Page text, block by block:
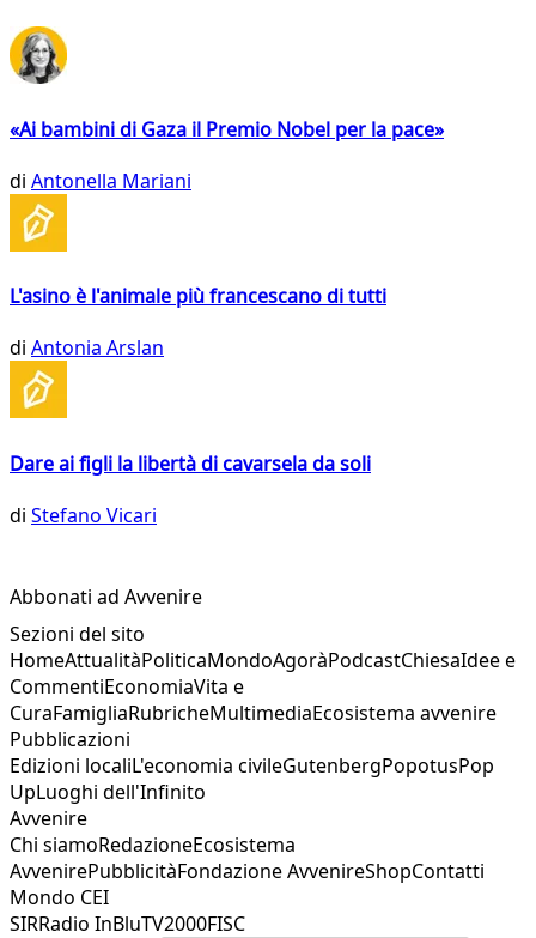
«Ai bambini di Gaza il Premio Nobel per la pace»
di Antonella Mariani
L'asino è l'animale più francescano di tutti
di Antonia Arslan
Dare ai figli la libertà di cavarsela da soli
di Stefano Vicari
Abbonati ad Avvenire
Sezioni del sito
HomeAttualitàPoliticaMondoAgoràPodcastChiesaIdee e
CommentiEconomiaVita e
CuraFamigliaRubricheMultimediaEcosistema avvenire
Pubblicazioni
Edizioni localiL'economia civileGutenbergPopotusPop
UpLuoghi dell'Infinito
Avvenire
Chi siamoRedazioneEcosistema
AvvenirePubblicitàFondazione AvvenireShopContatti
Mondo CEI
SIRRadio InBluTV2000FISC